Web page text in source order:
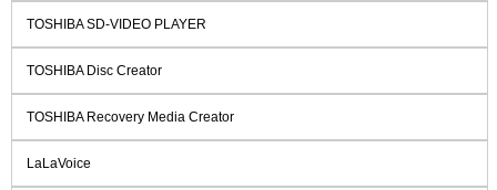
TOSHIBA SD-VIDEO PLAYER
TOSHIBA Disc Creator
TOSHIBA Recovery Media Creator
LaLaVoice